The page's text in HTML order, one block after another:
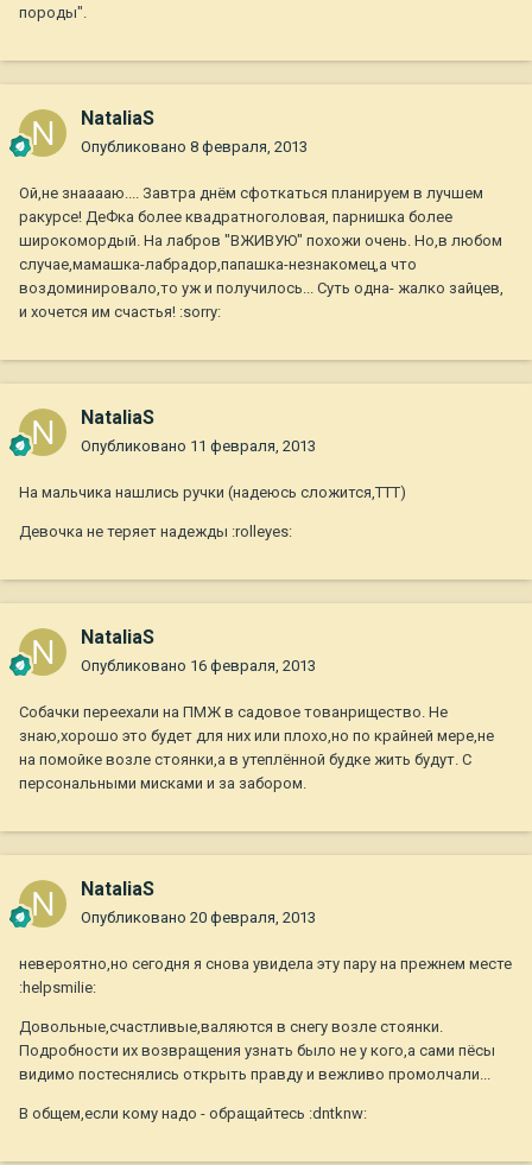
породы".
NataliaS
Опубликовано 8 февраля, 2013
Ой,не знааааю.... Завтра днём сфоткаться планируем в лучшем
ракурсе! ДеФка более квадратноголовая, парнишка более
широкомордый. На лабров "ВЖИВУЮ" похожи очень. Но,в любом
случае,мамашка-лабрадор,папашка-незнакомец,а что
воздоминировало,то уж и получилось... Суть одна- жалко зайцев,
и хочется им счастья! :sorry:
NataliaS
Опубликовано 11 февраля, 2013
На мальчика нашлись ручки (надеюсь сложится,ТТТ)
Девочка не теряет надежды :rolleyes:
NataliaS
Опубликовано 16 февраля, 2013
Собачки переехали на ПМЖ в садовое тованрищество. Не
знаю,хорошо это будет для них или плохо,но по крайней мере,не
на помойке возле стоянки,а в утеплённой будке жить будут. С
персональными мисками и за забором.
NataliaS
Опубликовано 20 февраля, 2013
невероятно,но сегодня я снова увидела эту пару на прежнем месте
:helpsmilie:
Довольные,счастливые,валяются в снегу возле стоянки.
Подробности их возвращения узнать было не у кого,а сами пёсы
видимо постеснялись открыть правду и вежливо промолчали...
В общем,если кому надо - обращайтесь :dntknw: